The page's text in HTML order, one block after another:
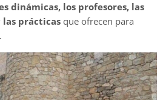
dinámicas, los profesores, las
las prácticas que ofrecen para